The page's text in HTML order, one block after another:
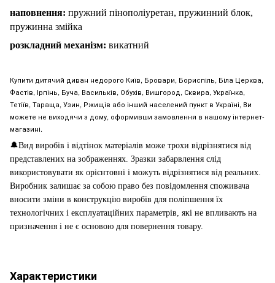
наповнення: пружний пінополіуретан, пружинний блок,
пружинна змійка
розкладний механізм: викатний
Купити дитячий диван недорого Київ, Бровари, Бориспіль, Біла Церква,
Фастів, Ірпінь, Буча, Васильків, Обухів, Вишгород, Сквира, Українка,
Тетіїв, Тараща, Узин, Ржищів або інший населений пункт в Україні, Ви
можете не виходячи з дому, оформивши замовлення в нашому інтернет-
магазині.
🔔Вид виробів і відтінок матеріалів може трохи відрізнятися від
представлених на зображеннях. Зразки забарвлення слід
використовувати як орієнтовні і можуть відрізнятися від реальних.
Виробник залишає за собою право без повідомлення споживача
вносити зміни в конструкцію виробів для поліпшення їх
технологічних і експлуатаційних параметрів, які не впливають на
призначення і не є основою для повернення товару.
Характеристики